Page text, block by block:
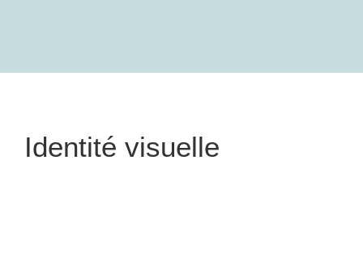
Identité visuelle